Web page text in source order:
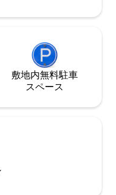
敷地内無料駐⁠車
ス⁠ペ⁠ー⁠ス